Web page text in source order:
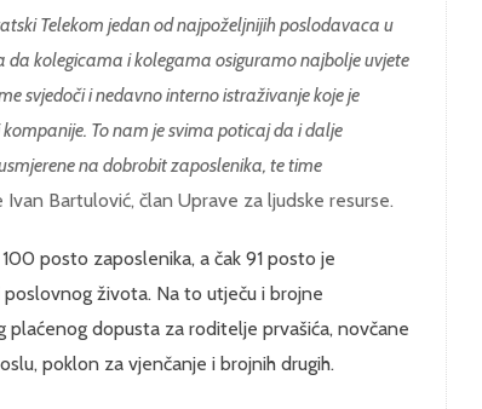
Telekom jedan od najpoželjnijih poslodavaca u
kolegicama i kolegama osiguramo najbolje uvjete
svjedoči i nedavno interno istraživanje koje je
To nam je svima poticaj da i dalje
na dobrobit zaposlenika, te time
Ivan Bartulović, član Uprave za ljudske resurse.
posto zaposlenika, a čak 91 posto je
života. Na to utječu i brojne
dopusta za roditelje prvašića, novčane
poklon za vjenčanje i brojnih drugih.